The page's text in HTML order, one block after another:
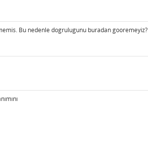
Bu nedenle dogrulugunu buradan gooremeyiz?